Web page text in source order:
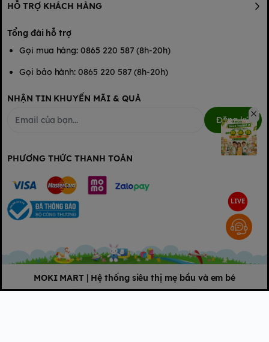
HỖ TRỢ KHÁCH HÀNG
Tổng đài hỗ trợ
Gọi mua hàng: 0865 220 587 (8h-20h)
Gọi bảo hành: 0865 220 587 (8h-20h)
NHẬN TIN KHUYẾN MÃI & QUÀ
Đăng ký
PHƯƠNG THỨC THANH TOÁN
MOKI MART | Hệ thống siêu thị mẹ bầu và em bé
LIVE